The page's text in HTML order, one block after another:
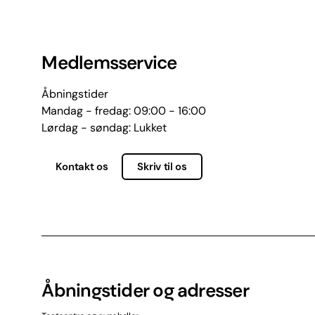
Medlemsservice
Åbningstider
Mandag - fredag: 09:00 - 16:00
Lørdag - søndag: Lukket
Kontakt os Skriv til os
Åbningstider og adresser